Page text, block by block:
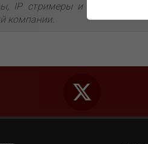
IP стримеры и IP
компании.